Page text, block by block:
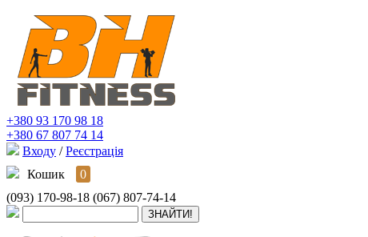
+380 93 170 98 18
+380 67 807 74 14
Входу / Реєстрація
Кошик
0
(093) 170-98-18 (067) 807-74-14